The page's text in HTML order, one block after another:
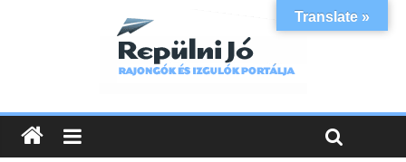
Translate »